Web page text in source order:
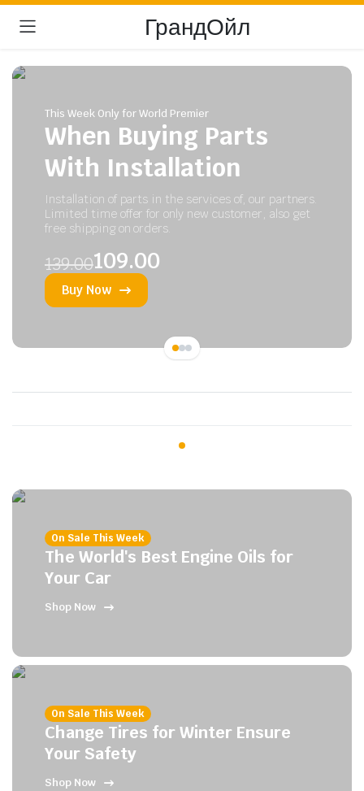
ГрандОйл
This Week Only for World Premier
When Buying Parts
With Installation
Installation of parts in the services of, our partners.
Limited time offer for only new customer, also get
free shipping on orders.
139.00109.00
Buy Now
On Sale This Week
The World's Best Engine Oils for
Your Car
Shop Now
On Sale This Week
Change Tires for Winter Ensure
Your Safety
Shop Now